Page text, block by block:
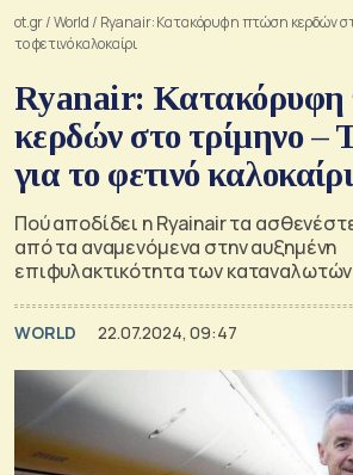
ot.gr/World / Ryanair: Κατακόρυφη πτώση κερδών
το φετινό καλοκαίρι
Ryanair: Κατακόρυφη
κερδών στο τρίμηνο –
για το φετινό καλοκαίρι
Πού αποδίδει η Ryainair τα
από τα αναμενόμενα στην αυξημένη
επιφυλακτικότητα των καταναλωτών
WORLD 22.07.2024, 09:47